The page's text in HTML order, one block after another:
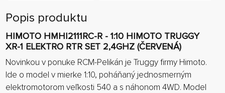
Popis produktu
HIMOTO HMHI2111RC-R - 1:10 HIMOTO TRUGGY
XR-1 ELEKTRO RTR SET 2,4GHZ (ČERVENÁ)
Novinkou v ponuke RCM-Pelikán je Truggy firmy Himoto.
Ide o model v mierke 1:10, poháňaný jednosmerným
elektromotorom veľkosti 540 a s náhonom 4WD. Model